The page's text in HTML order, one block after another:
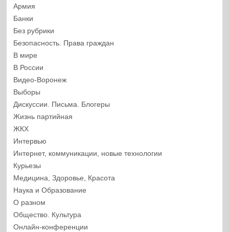
Армия
Банки
Без рубрики
Безопасность. Права граждан
В мире
В России
Видео-Воронеж
Выборы
Дискуссии. Письма. Блогеры
Жизнь партийная
ЖКХ
Интервью
Интернет, коммуникации, новые технологии
Курьезы
Медицина, Здоровье, Красота
Наука и Образование
О разном
Общество. Культура
Онлайн-конференции